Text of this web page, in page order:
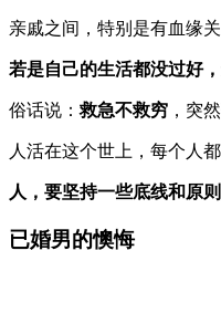
亲戚之间，特别是有血缘
若是自己的生活都没过好
俗话说：救急不救穷 ，突
人活在这个世上，每个人
人，要坚持一些底线和原
已婚男的懊悔